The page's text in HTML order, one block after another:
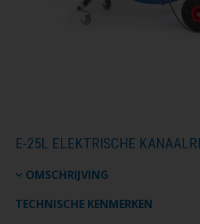
E-25L ELEKTRISCHE
OMSCHRIJVING
TECHNISCHE KENMERKEN